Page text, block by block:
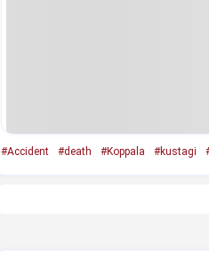
#Accident #death #Koppala #kustagi